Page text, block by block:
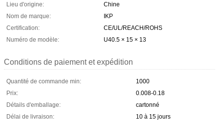
Lieu d'origine:
Chine
Nom de marque:
IKP
Certification:
CE/UL/REACH/ROHS
Numéro de modèle:
U40.5 × 15 × 13
Conditions de paiement et expédition
Quantité de commande min:
1000
Prix:
0.008-0.18
Détails d'emballage:
cartonné
Délai de livraison:
10 à 15 jours